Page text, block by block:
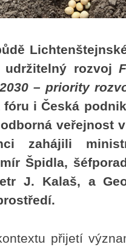
rozvoj
– priority
fóru i Česká
veřejnost
zahájili
Špidla,
J. Kalaš, a
přijetí